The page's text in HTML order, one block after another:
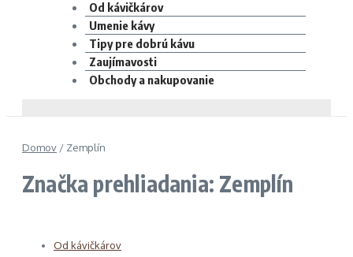
Od kávičkárov
Umenie kávy
Tipy pre dobrú kávu
Zaujímavosti
Obchody a nakupovanie
Domov / Zemplín
Značka prehliadania: Zemplín
Od kávičkárov